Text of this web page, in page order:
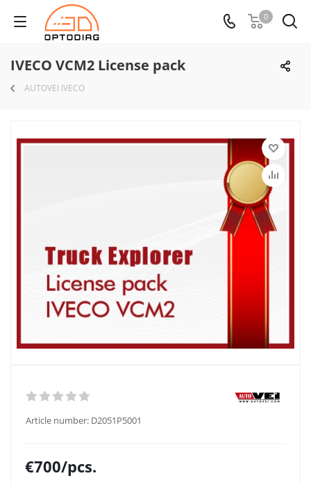
0
IVECO VCM2 License pack
AUTOVEI IVECO
Article number: D2051P5001
€700/pcs.